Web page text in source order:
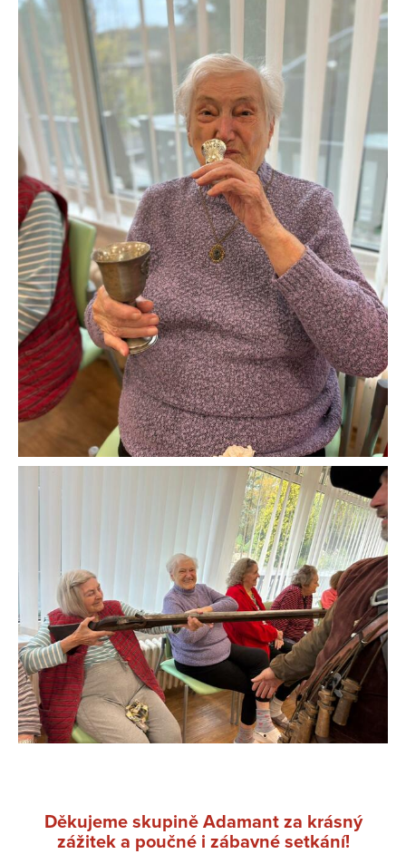
Děkujeme skupině Adamant za krásný
zážitek a poučné i zábavné setkání!